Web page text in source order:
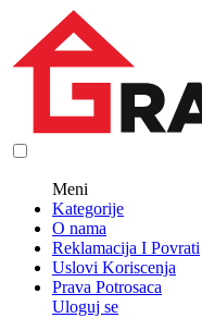
Meni
Kategorije
O nama
Reklamacija I Povrati
Uslovi Koriscenja
Prava Potrosaca
Uloguj se